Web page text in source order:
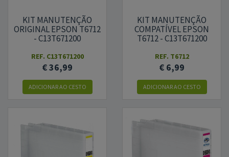
KIT MANUTENÇÃO
ORIGINAL EPSON T6712
- C13T671200
REF. C13T671200
€ 36,99
ADICIONARAO CESTO
KIT MANUTENÇÃO
COMPATÍVEL EPSON
T6712 - C13T671200
REF. T6712
€ 6,99
ADICIONARAO CESTO